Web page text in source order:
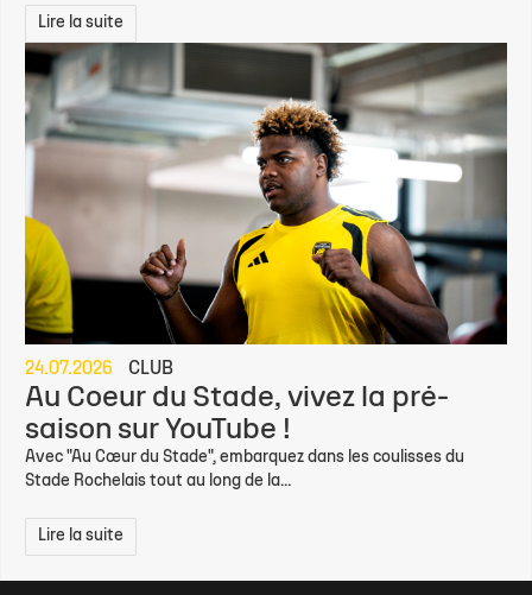
Lire la suite
24.07.2026 CLUB
Au Coeur du Stade, vivez la pré-
saison sur YouTube !
Avec "Au Cœur du Stade", embarquez dans les coulisses du
Stade Rochelais tout au long de la...
Lire la suite